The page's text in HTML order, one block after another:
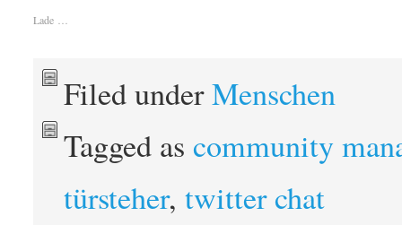
Lade …
Filed underMenschen
Tagged ascommunity
türsteher,twitter chat